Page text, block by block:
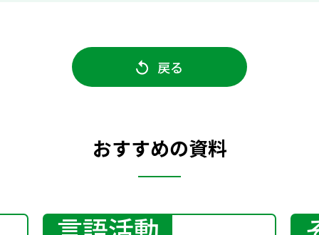
戻る
おすすめの資料